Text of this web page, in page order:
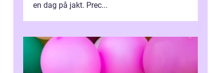
en dag på jakt. Prec...